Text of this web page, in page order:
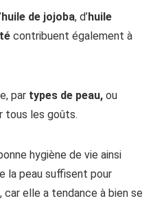
huile de jojoba, d’huile
contribuent également à
par types de peau, ou
tous les goûts.
hygiène de vie ainsi
la peau suffisent pour
elle a tendance à bien se